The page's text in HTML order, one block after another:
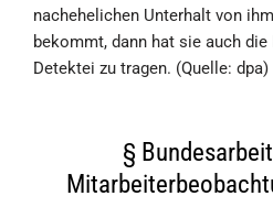
nachehelichen Unterhalt von
bekommt, dann hat sie auch
Detektei zu tragen. (Quelle: dpa)
§